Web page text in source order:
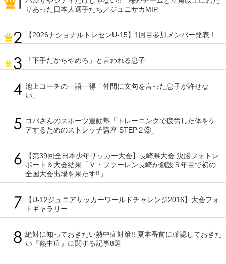
りあった日本人選手たち／ジュニサカMIP
【2026ナショナルトレセンU-15】1回目参加メンバー発表！
「下手だからやめろ」と言われる息子
池上コーチの一語一得「仲間に文句を言った息子が許せな
い」
コバさんのスポーツ運動塾「トレーニングで疲労した体をケ
アするためのストレッチ講座 STEP２③」
【第39回全日本少年サッカー大会】長崎県大会 決勝フォトレ
ポート＆大会結果「Ｖ・ファーレン長崎が創設５年目で初の
全国大会出場を果たす!!」
【U-12ジュニアサッカーワールドチャレンジ2016】大会フォ
トギャラリー
絶対に知っておきたい熱中症対策!! 夏本番前に確認しておきた
い『熱中症』に関する記事8選